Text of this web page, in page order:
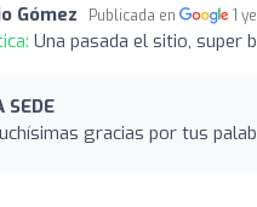
Gómez Publicada en 1
Una pasada el sitio, super
SEDE
gracias por tus